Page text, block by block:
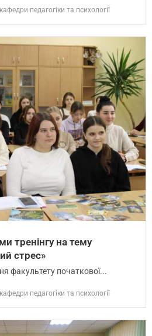
педагогіки та психології
тренінгу на тему
стрес»
факультету початкової...
педагогіки та психології